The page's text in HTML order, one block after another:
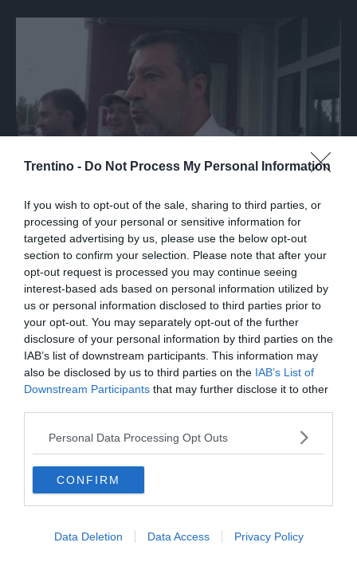
Trentino - Do Not Process My Personal Information
If you wish to opt-out of the sale, sharing to third parties, or
processing of your personal or sensitive information for
targeted advertising by us, please use the below opt-out
section to confirm your selection. Please note that after your
opt-out request is processed you may continue seeing
interest-based ads based on personal information utilized by
us or personal information disclosed to third parties prior to
your opt-out. You may separately opt-out of the further
disclosure of your personal information by third parties on the
IAB’s list of downstream participants. This information may
also be disclosed by us to third parties on the IAB’s List of
Downstream Participants that may further disclose it to other
Personal Data Processing Opt Outs
CONFIRM
Data Deletion Data Access Privacy Policy
Salvini: "Roggero chiede di andare avanti
su norma anti-risarcimenti"
SPORT
Europei nuoto, Pellacani rientra in Italia
con gli azzurri dei tuffi